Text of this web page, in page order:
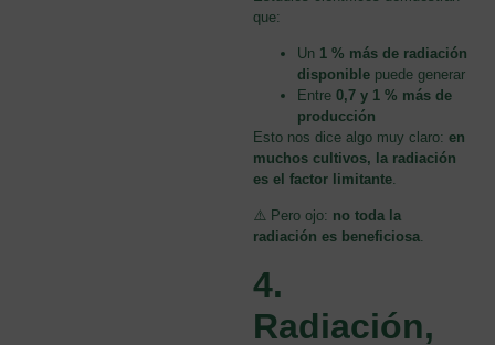
que:
Un 1 % más de radiación
disponiblepuede generar
Entre 0,7 y 1 % más de
producción
Esto nos dice algo muy claro: en
muchos cultivos, la radiación
es el factor limitante.
⚠️ Pero ojo: no toda la
radiación es beneficiosa.
4.
Radiación,